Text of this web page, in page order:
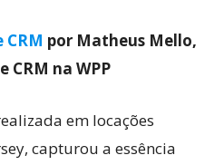
por Matheus Mello,
CRM na WPP
em locações
capturou a essência